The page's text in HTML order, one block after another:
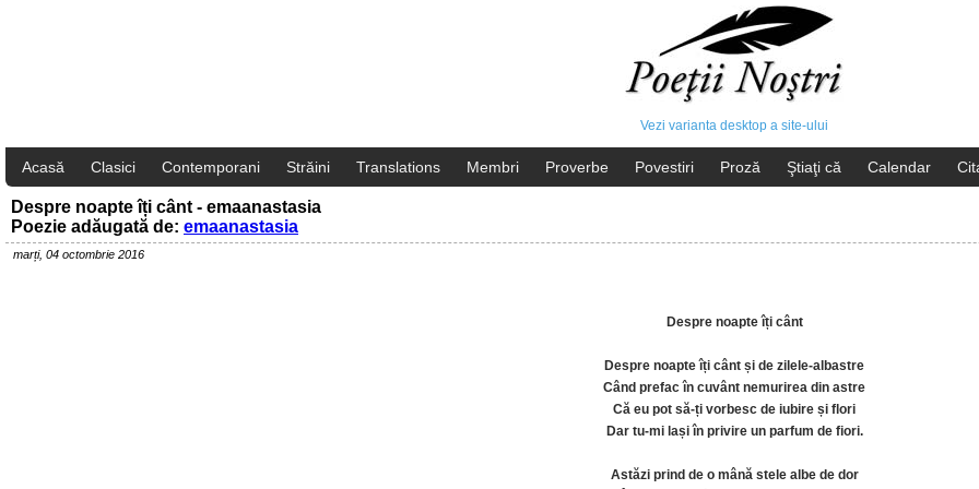
Vezi varianta desktop a site-ului
Acasă Clasici Contemporani Străini Translations Membri Proverbe Povestiri Proză Ştiaţi că Calendar
Despre noapte îți cânt - emaanastasia
Poezie adăugată de: emaanastasia
marți, 04 octombrie 2016
Despre noapte îți cânt
Despre noapte îți cânt și de zilele-albastre
Când prefac în cuvânt nemurirea din astre
Că eu pot să-ți vorbesc de iubire și flori
Dar tu-mi lași în privire un parfum de fiori.
Astăzi prind de o mână stele albe de dor